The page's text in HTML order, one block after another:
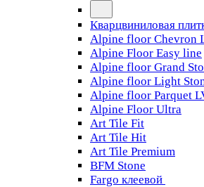
Кварцвиниловая
Alpine floor Chevron
Alpine Floor Easy line
Alpine floor Grand
Alpine floor Light
Alpine floor Parquet
Alpine Floor Ultra
Art Tile Fit
Art Tile Hit
Art Tile Premium
BFM Stone
Fargo клеевой